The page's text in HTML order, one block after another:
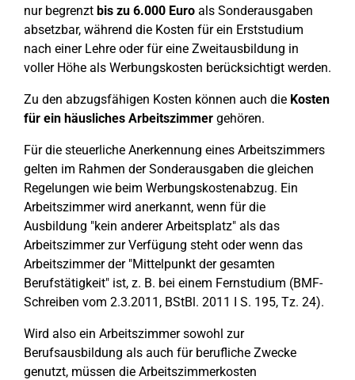
nur begrenzt bis zu 6.000 Euro als Sonderausgaben
absetzbar, während die Kosten für ein Erststudium
nach einer Lehre oder für eine Zweitausbildung in
voller Höhe als Werbungskosten berücksichtigt werden.
Zu den abzugsfähigen Kosten können auch die Kosten
für ein häusliches Arbeitszimmer gehören.
Für die steuerliche Anerkennung eines Arbeitszimmers
gelten im Rahmen der Sonderausgaben die gleichen
Regelungen wie beim Werbungskostenabzug. Ein
Arbeitszimmer wird anerkannt, wenn für die
Ausbildung "kein anderer Arbeitsplatz" als das
Arbeitszimmer zur Verfügung steht oder wenn das
Arbeitszimmer der "Mittelpunkt der gesamten
Berufstätigkeit" ist, z. B. bei einem Fernstudium (BMF-
Schreiben vom 2.3.2011, BStBl. 2011 I S. 195, Tz. 24).
Wird also ein Arbeitszimmer sowohl zur
Berufsausbildung als auch für berufliche Zwecke
genutzt, müssen die Arbeitszimmerkosten